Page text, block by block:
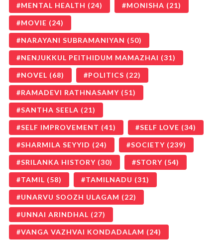
MENTAL HEALTH (24) MONISHA (21)
MOVIE (24)
NARAYANI SUBRAMANIYAN (50)
NENJUKKUL PEITHIDUM MAMAZHAI (31)
NOVEL (68) POLITICS (22)
RAMADEVI RATHNASAMY (51)
SANTHA SEELA (21)
SELF IMPROVEMENT (41) SELF LOVE (34)
SHARMILA SEYYID (24) SOCIETY (239)
SRILANKA HISTORY (30) STORY (54)
TAMIL (58) TAMILNADU (31)
UNARVU SOOZH ULAGAM (22)
UNNAI ARINDHAL (27)
VANGA VAZHVAI KONDADALAM (24)